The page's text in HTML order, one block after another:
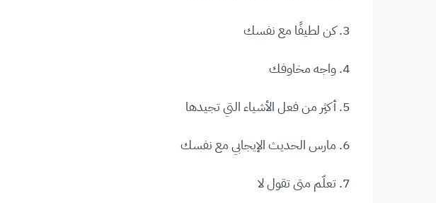
3. كن لطيفًا مع نفسك
4. واجه مخاوفك
5. أكثِر من فعل الأشياء التي تجيدها
6. مارس الحديث الإيجابي مع نفسك
7. تعلّم متى تقول لا